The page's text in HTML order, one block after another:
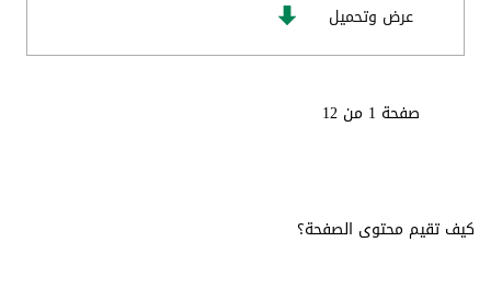
عرض وتحميل
صفحة 1 من 12
كيف تقيم محتوى الصفحة؟